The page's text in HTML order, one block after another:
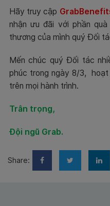
Hãy truy cập
nhận ưu đãi với phần
thương của mình quý Đối
Mến chúc quý Đối tác
phúc trong ngày 8/3, hoạt
trên mọi hành trình.
Trân trọng,
Đội ngũ Grab.
Share: